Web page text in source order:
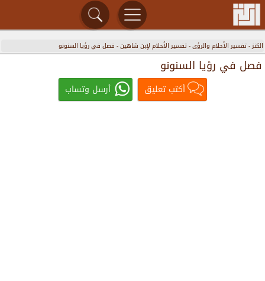
الكنز-تفسير الأحلام والرؤى-تفسير الأحلام لإبن شاهين- فصل في رؤيا السنونو
فصل في رؤيا السنونو
أكتب تعليق أرسل وتساب